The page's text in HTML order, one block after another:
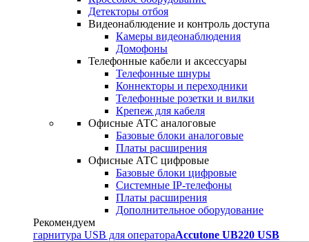
Детекторы отбоя
Видеонаблюдение и контроль доступа
Камеры видеонаблюдения
Домофоны
Телефонные кабели и аксессуары
Телефонные шнуры
Коннекторы и переходники
Телефонные розетки и вилки
Крепеж для кабеля
Офисные АТС аналоговые
Базовые блоки аналоговые
Платы расширения
Офисные АТС цифровые
Базовые блоки цифровые
Системные IP-телефоны
Платы расширения
Дополнительное оборудование
Рекомендуем
гарнитура USB для оператораAccutone UB220 USB